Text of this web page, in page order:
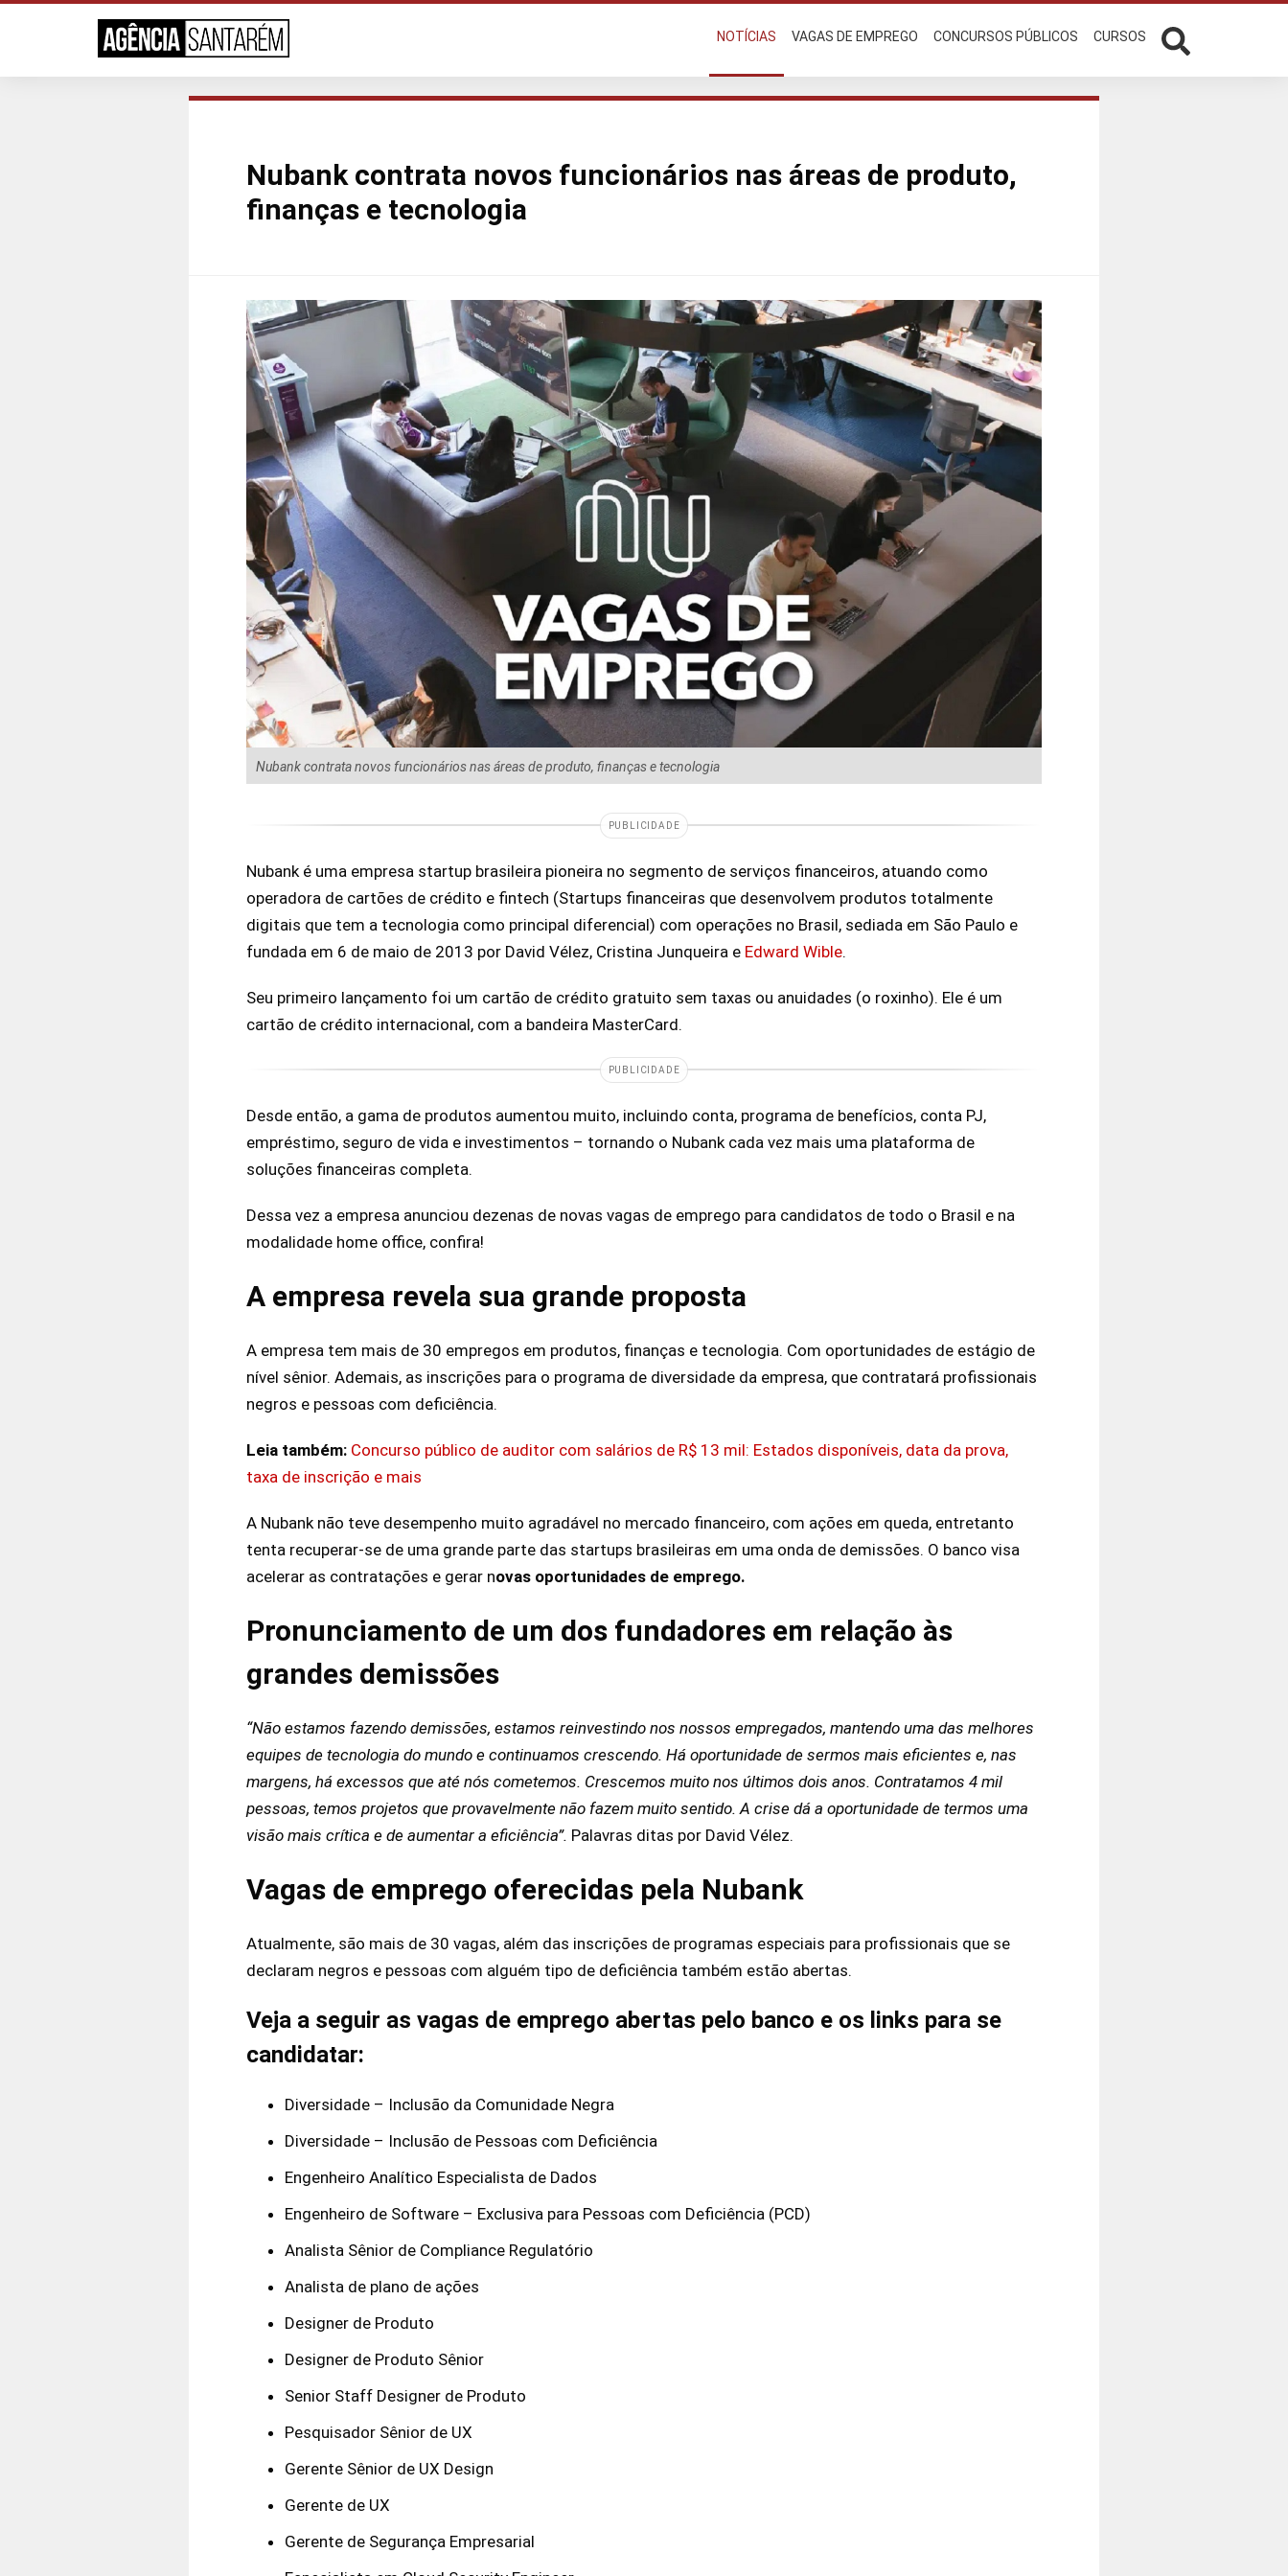
NOTÍCIAS VAGAS DE EMPREGO CONCURSOS PÚBLICOS CURSOS
Nubank contrata novos funcionários nas áreas de produto,
finanças e tecnologia
Nubank contrata novos funcionários nas áreas de produto, finanças e tecnologia
PUBLICIDADE
Nubank é uma empresa startup brasileira pioneira no segmento de serviços financeiros, atuando como
operadora de cartões de crédito e fintech (Startups financeiras que desenvolvem produtos totalmente
digitais que tem a tecnologia como principal diferencial) com operações no Brasil, sediada em São Paulo e
fundada em 6 de maio de 2013 por David Vélez, Cristina Junqueira e Edward Wible.
Seu primeiro lançamento foi um cartão de crédito gratuito sem taxas ou anuidades (o roxinho). Ele é um
cartão de crédito internacional, com a bandeira MasterCard.
PUBLICIDADE
Desde então, a gama de produtos aumentou muito, incluindo conta, programa de benefícios, conta PJ,
empréstimo, seguro de vida e investimentos – tornando o Nubank cada vez mais uma plataforma de
soluções financeiras completa.
Dessa vez a empresa anunciou dezenas de novas vagas de emprego para candidatos de todo o Brasil e na
modalidade home office, confira!
A empresa revela sua grande proposta
A empresa tem mais de 30 empregos em produtos, finanças e tecnologia. Com oportunidades de estágio de
nível sênior. Ademais, as inscrições para o programa de diversidade da empresa, que contratará profissionais
negros e pessoas com deficiência.
Leia também: Concurso público de auditor com salários de R$ 13 mil: Estados disponíveis, data da prova,
taxa de inscrição e mais
A Nubank não teve desempenho muito agradável no mercado financeiro, com ações em queda, entretanto
tenta recuperar-se de uma grande parte das startups brasileiras em uma onda de demissões. O banco visa
acelerar as contratações e gerar novas oportunidades de emprego.
Pronunciamento de um dos fundadores em relação às
grandes demissões
“Não estamos fazendo demissões, estamos reinvestindo nos nossos empregados, mantendo uma das melhores
equipes de tecnologia do mundo e continuamos crescendo. Há oportunidade de sermos mais eficientes e, nas
margens, há excessos que até nós cometemos. Crescemos muito nos últimos dois anos. Contratamos 4 mil
pessoas, temos projetos que provavelmente não fazem muito sentido. A crise dá a oportunidade de termos uma
visão mais crítica e de aumentar a eficiência”. Palavras ditas por David Vélez.
Vagas de emprego oferecidas pela Nubank
Atualmente, são mais de 30 vagas, além das inscrições de programas especiais para profissionais que se
declaram negros e pessoas com alguém tipo de deficiência também estão abertas.
Veja a seguir as vagas de emprego abertas pelo banco e os links para se
candidatar:
Diversidade – Inclusão da Comunidade Negra
Diversidade – Inclusão de Pessoas com Deficiência
Engenheiro Analítico Especialista de Dados
Engenheiro de Software – Exclusiva para Pessoas com Deficiência (PCD)
Analista Sênior de Compliance Regulatório
Analista de plano de ações
Designer de Produto
Designer de Produto Sênior
Senior Staff Designer de Produto
Pesquisador Sênior de UX
Gerente Sênior de UX Design
Gerente de UX
Gerente de Segurança Empresarial